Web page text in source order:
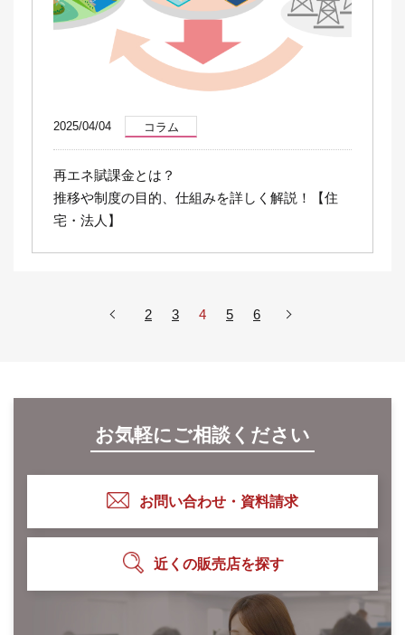
2025/04/04 コラム
再エネ賦課金とは？
推移や制度の目的、仕組みを詳しく解説！【住
宅・法人】
2 3 4 5 6
お気軽にご相談ください
お問い合わせ・資料請求
近くの販売店を探す